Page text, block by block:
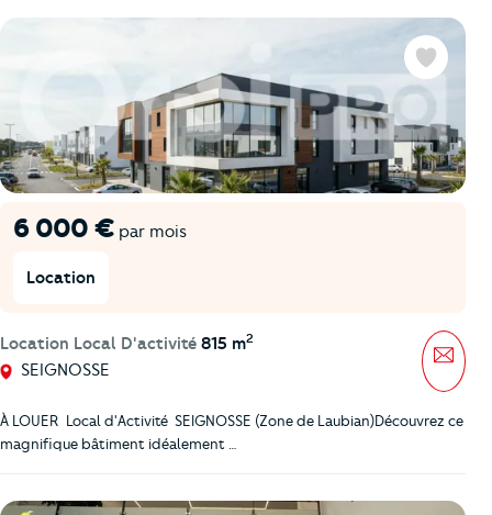
6 000 € par mois
Location
Location Local D'activité 815 m2
SEIGNOSSE
Favoris
À LOUER  Local d'Activité  SEIGNOSSE (Zone de Laubian)Découvrez ce
magnifique bâtiment idéalement …